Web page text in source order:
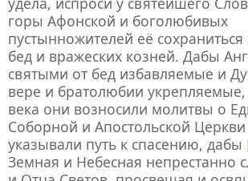
горы Афонской и боголюбивых
пустынножителей её
бед и вражеских козней. Дабы
святыми от бед избавляемые и
вере и братолюбии
века они возносили молитвы о
Соборной и Апостольской
указывали путь к спасению, дабы
Земная и Небесная непрестанно